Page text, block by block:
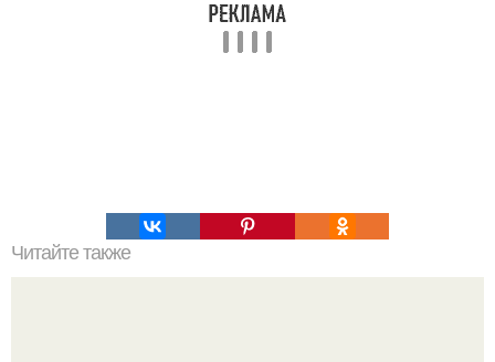
Читайте также